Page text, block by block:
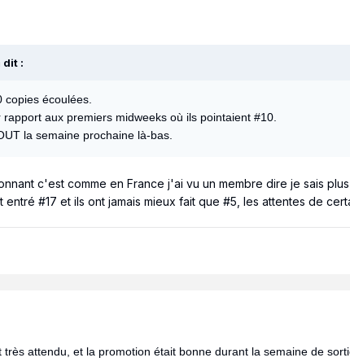
dit :
copies écoulées.
aux premiers midweeks où ils pointaient #10.
la semaine prochaine là-bas.
c'est comme en France j'ai vu un membre dire je sais
entré #17 et ils ont jamais mieux fait que #5, les attentes de
attendu, et la promotion était bonne durant la semaine de